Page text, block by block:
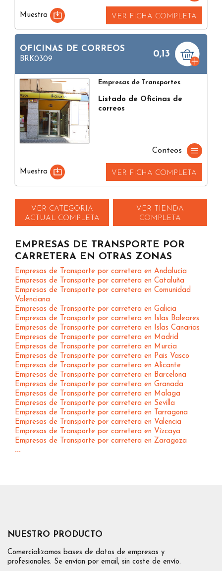
Muestra VER FICHA COMPLETA
OFICINAS DE CORREOS
BRK0309
0,13
Empresas de Transportes
Listado de Oficinas de
correos
Conteos
Muestra VER FICHA COMPLETA
VER CATEGORIA
ACTUAL COMPLETA
VER TIENDA
COMPLETA
EMPRESAS DE TRANSPORTE POR
CARRETERA EN OTRAS ZONAS
Empresas de Transporte por carretera en Andalucia
Empresas de Transporte por carretera en Cataluña
Empresas de Transporte por carretera en Comunidad
Valenciana
Empresas de Transporte por carretera en Galicia
Empresas de Transporte por carretera en Islas Baleares
Empresas de Transporte por carretera en Islas Canarias
Empresas de Transporte por carretera en Madrid
Empresas de Transporte por carretera en Murcia
Empresas de Transporte por carretera en Pais Vasco
Empresas de Transporte por carretera en Alicante
Empresas de Transporte por carretera en Barcelona
Empresas de Transporte por carretera en Granada
Empresas de Transporte por carretera en Malaga
Empresas de Transporte por carretera en Sevilla
Empresas de Transporte por carretera en Tarragona
Empresas de Transporte por carretera en Valencia
Empresas de Transporte por carretera en Vizcaya
Empresas de Transporte por carretera en Zaragoza
...
NUESTRO PRODUCTO
Comercializamos bases de datos de empresas y
profesionales. Se envían por email, sin coste de envío.